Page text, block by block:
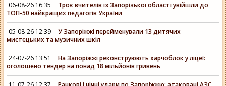
06-08-26 16:35
Троє вчителів із Запорізької області увійшли до
ТОП-50 найкращих педагогів України
05-08-26 12:39
У Запоріжжі перейменували 13 дитячих
мистецьких та музичних шкіл
24-07-26 13:51
На Запоріжжі реконструюють харчоблок у ліцеї:
оголошено тендер на понад 18 мільйонів гривень